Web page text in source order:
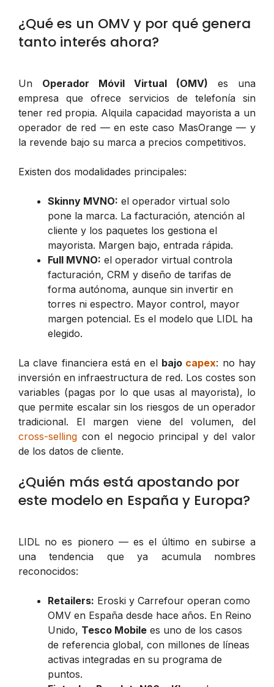
¿Qué es un OMV y por qué genera
tanto interés ahora?
Un Operador Móvil Virtual (OMV) es una
empresa que ofrece servicios de telefonía sin
tener red propia. Alquila capacidad mayorista a un
operador de red — en este caso MasOrange — y
la revende bajo su marca a precios competitivos.
Existen dos modalidades principales:
Skinny MVNO: el operador virtual solo
pone la marca. La facturación, atención al
cliente y los paquetes los gestiona el
mayorista. Margen bajo, entrada rápida.
Full MVNO: el operador virtual controla
facturación, CRM y diseño de tarifas de
forma autónoma, aunque sin invertir en
torres ni espectro. Mayor control, mayor
margen potencial. Es el modelo que LIDL ha
elegido.
La clave financiera está en el bajo capex: no hay
inversión en infraestructura de red. Los costes son
variables (pagas por lo que usas al mayorista), lo
que permite escalar sin los riesgos de un operador
tradicional. El margen viene del volumen, del
cross-selling con el negocio principal y del valor
de los datos de cliente.
¿Quién más está apostando por
este modelo en España y Europa?
LIDL no es pionero — es el último en subirse a
una tendencia que ya acumula nombres
reconocidos:
Retailers: Eroski y Carrefour operan como
OMV en España desde hace años. En Reino
Unido, Tesco Mobile es uno de los casos
de referencia global, con millones de líneas
activas integradas en su programa de
puntos.